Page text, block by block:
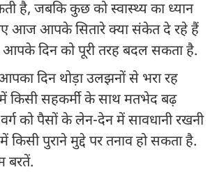
है, जबकि कुछ को स्वास्थ्य का ध्यान
आज आपके सितारे क्या संकेत दे रहे हैं
दिन को पूरी तरह बदल सकता है.
दिन थोड़ा उलझनों से भरा रह
किसी सहकर्मी के साथ मतभेद बढ़
को पैसों के लेन-देन में सावधानी रखनी
में किसी पुराने मुद्दे पर तनाव हो सकता है.
बरतें.